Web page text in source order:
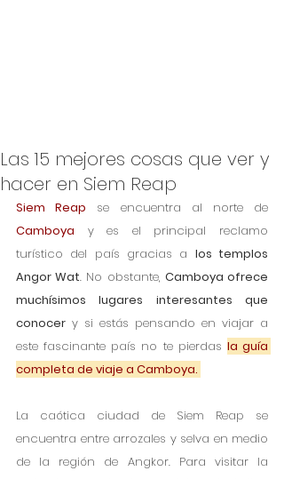
Las 15 mejores cosas que ver y
hacer en Siem Reap
Siem Reap
Camboya y es el principal reclamo
turístico del país gracias a los templos
Angor Wat. No obstante, Camboya ofrece
muchísimos lugares interesantes que
conocer y si estás pensando en viajar a
este fascinante país no te pierdas la guía
completa de viaje a Camboya.
La caótica ciudad de Siem Reap se
encuentra entre arrozales y selva en medio
de la región de Angkor. Para visitar la